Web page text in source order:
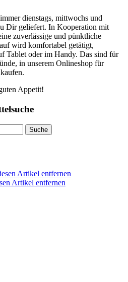
dienstags, mittwochs und
Dir geliefert. In Kooperation mit
zuverlässige und pünktliche
wird komfortabel getätigt,
Tablet oder im Handy. Das sind für
in unserem Onlineshop für
Appetit!
Suche
Artikel entfernen
Artikel entfernen